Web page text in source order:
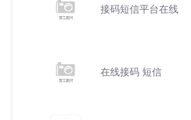
接码短信平台在线
在线接码 短信